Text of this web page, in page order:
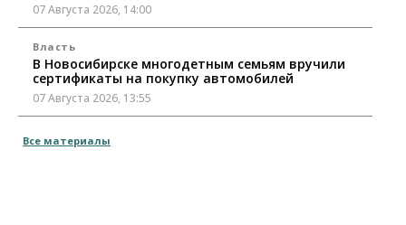
07 Августа 2026, 14:00
Власть
В Новосибирске многодетным семьям вручили
сертификаты на покупку автомобилей
07 Августа 2026, 13:55
Треть автовладельцев в Новосибирской области
Все материалы